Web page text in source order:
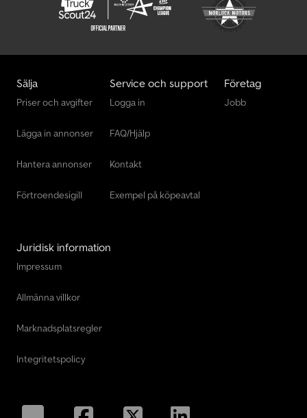
Sälja
Priser och avgifter
Lägga in annonser
Hantera annonser
Förtroendesigill
Service och support
Logga in
FAQ/Hjälp
Kontakt
Exempel på köpeavtal
Företag
Jobb
Juridisk information
Impressum
Allmänna villkor
Marknadsplatsregler
Integritetspolicy